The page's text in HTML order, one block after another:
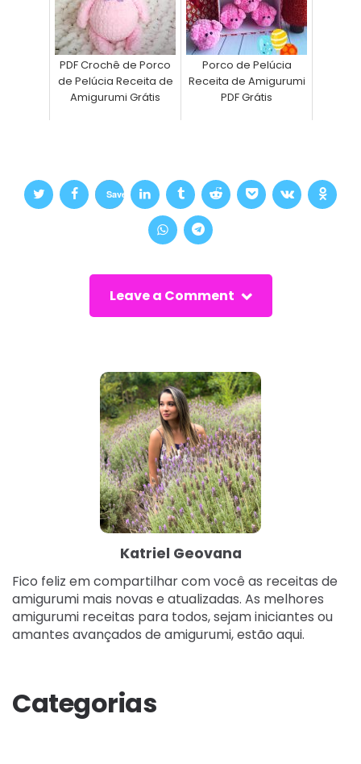
PDF Crochê de Porco
de Pelúcia Receita de
Amigurumi Grátis
Porco de Pelúcia
Receita de Amigurumi
PDF Grátis
Save
Leave a Comment
Katriel Geovana
Fico feliz em compartilhar com você as receitas de
amigurumi mais novas e atualizadas. As melhores
amigurumi receitas para todos, sejam iniciantes ou
amantes avançados de amigurumi, estão aqui.
Categorias